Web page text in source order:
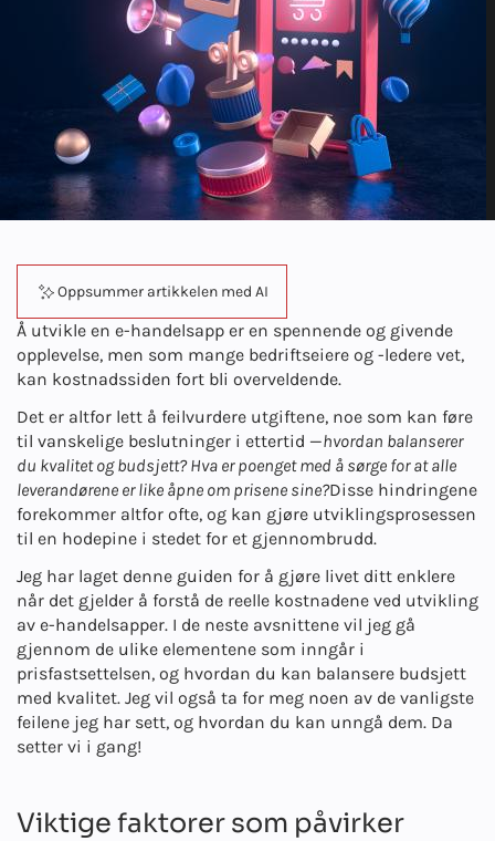
Oppsummer artikkelen med AI
Å utvikle en e-handelsapp er en spennende og givende
opplevelse, men som mange bedriftseiere og -ledere vet,
kan kostnadssiden fort bli overveldende.
Det er altfor lett å feilvurdere utgiftene, noe som kan føre
til vanskelige beslutninger i ettertid —hvordan balanserer
du kvalitet og budsjett? Hva er poenget med å sørge for at alle
leverandørene er like åpne om prisene sine?Disse hindringene
forekommer altfor ofte, og kan gjøre utviklingsprosessen
til en hodepine i stedet for et gjennombrudd.
Jeg har laget denne guiden for å gjøre livet ditt enklere
når det gjelder å forstå de reelle kostnadene ved utvikling
av e-handelsapper. I de neste avsnittene vil jeg gå
gjennom de ulike elementene som inngår i
prisfastsettelsen, og hvordan du kan balansere budsjett
med kvalitet. Jeg vil også ta for meg noen av de vanligste
feilene jeg har sett, og hvordan du kan unngå dem. Da
setter vi i gang!
Viktige faktorer som påvirker